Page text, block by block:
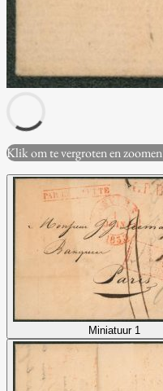
Klik om te vergroten en zoomen
Miniatuur 1